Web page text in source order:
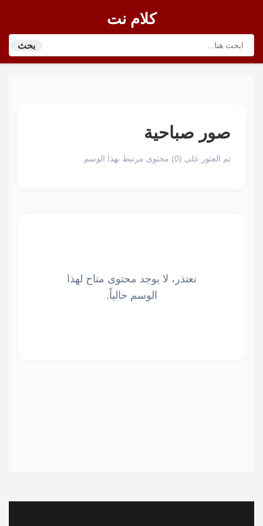
كلام نت
بحث
صور صباحية
تم العثور على (0) محتوى مرتبط بهذا الوسم.
نعتذر، لا يوجد محتوى متاح لهذا
الوسم حالياً.